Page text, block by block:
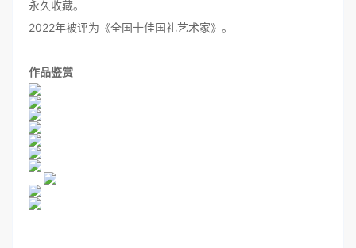
永久收藏。
2022年被评为《全国十佳国礼艺术家》。
作品鉴赏